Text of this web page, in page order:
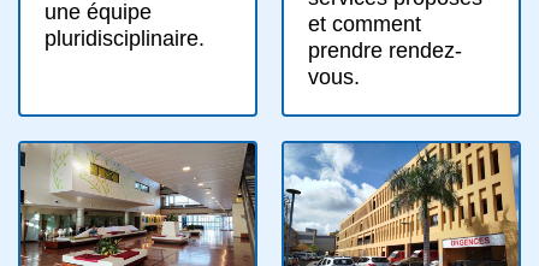
une équipe
pluridisciplinaire.
et comment
prendre rendez-
vous.